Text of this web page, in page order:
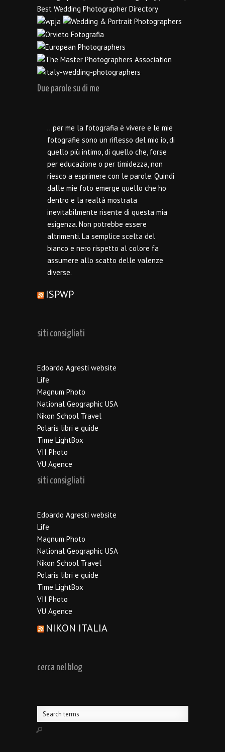
Due parole su di me
…per me la fotografia è vivere e le mie
fotografie sono un riflesso del mio io, di
quello più intimo, di quello che, forse
per educazione o per timidezza, non
riesco a esprimere con le parole. Quindi
dalle mie foto emerge quello che ho
dentro e la realtà mostrata
inevitabilmente risente di questa mia
esigenza. Non potrebbe essere
altrimenti. La semplice scelta del
bianco e nero rispetto al colore fa
assumere allo scatto delle valenze
diverse.
ISPWP
siti consigliati
Edoardo Agresti website
Life
Magnum Photo
National Geographic USA
Nikon School Travel
Polaris libri e guide
Time LightBox
VII Photo
VU Agence
siti consigliati
Edoardo Agresti website
Life
Magnum Photo
National Geographic USA
Nikon School Travel
Polaris libri e guide
Time LightBox
VII Photo
VU Agence
NIKON ITALIA
cerca nel blog